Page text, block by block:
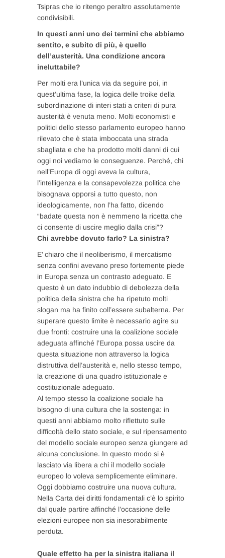
Tsipras che io ritengo peraltro assolutamente
condivisibili.
In questi anni uno dei termini che abbiamo
sentito, e subito di più, è quello
dell’austerità. Una condizione ancora
ineluttabile?
Per molti era l’unica via da seguire poi, in
quest’ultima fase, la logica delle troike della
subordinazione di interi stati a criteri di pura
austerità è venuta meno. Molti economisti e
politici dello stesso parlamento europeo hanno
rilevato che è stata imboccata una strada
sbagliata e che ha prodotto molti danni di cui
oggi noi vediamo le conseguenze. Perché, chi
nell’Europa di oggi aveva la cultura,
l’intelligenza e la consapevolezza politica che
bisognava opporsi a tutto questo, non
ideologicamente, non l’ha fatto, dicendo
“badate questa non è nemmeno la ricetta che
ci consente di uscire meglio dalla crisi”?
Chi avrebbe dovuto farlo? La sinistra?
E’ chiaro che il neoliberismo, il mercatismo
senza confini avevano preso fortemente piede
in Europa senza un contrasto adeguato. E
questo è un dato indubbio di debolezza della
politica della sinistra che ha ripetuto molti
slogan ma ha finito coll’essere subalterna. Per
superare questo limite è necessario agire su
due fronti: costruire una la coalizione sociale
adeguata affinché l’Europa possa uscire da
questa situazione non attraverso la logica
distruttiva dell’austerità e, nello stesso tempo,
la creazione di una quadro istituzionale e
costituzionale adeguato.
Al tempo stesso la coalizione sociale ha
bisogno di una cultura che la sostenga: in
questi anni abbiamo molto riflettuto sulle
difficoltà dello stato sociale, e sul ripensamento
del modello sociale europeo senza giungere ad
alcuna conclusione. In questo modo si è
lasciato via libera a chi il modello sociale
europeo lo voleva semplicemente eliminare.
Oggi dobbiamo costruire una nuova cultura.
Nella Carta dei diritti fondamentali c’è lo spirito
dal quale partire affinché l’occasione delle
elezioni europee non sia inesorabilmente
perduta.
Quale effetto ha per la sinistra italiana il